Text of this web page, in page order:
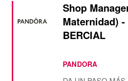
Shop
Maternidad)
BERCIAL
PANDORA